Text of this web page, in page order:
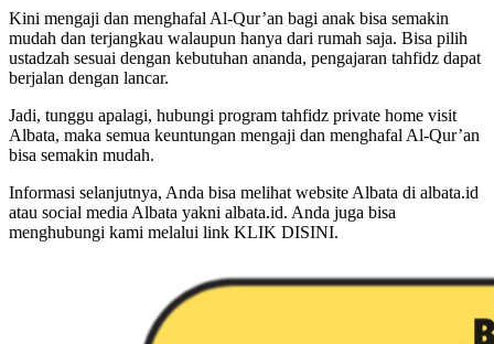
Kini mengaji dan menghafal Al-Qur’an bagi anak bisa semakin
mudah dan terjangkau walaupun hanya dari rumah saja. Bisa pilih
ustadzah sesuai dengan kebutuhan ananda, pengajaran tahfidz dapat
berjalan dengan lancar.
Jadi, tunggu apalagi, hubungi program tahfidz private home visit
Albata, maka semua keuntungan mengaji dan menghafal Al-Qur’an
bisa semakin mudah.
Informasi selanjutnya, Anda bisa melihat website Albata di albata.id
atau social media Albata yakni albata.id. Anda juga bisa
menghubungi kami melalui link KLIK DISINI.